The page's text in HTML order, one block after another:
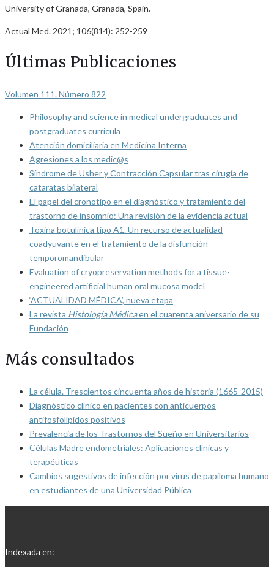
University of Granada, Granada, Spain.
Actual Med. 2021; 106(814): 252-259
Últimas Publicaciones
Volumen 111. Número 822
Philosophy and science in medical undergraduates and
postgraduates curricula
Atención domiciliaria en Medicina Interna
Agresiones a los medic@s
Síndrome de Usher y Contracción Capsular tras cirugía de
cataratas bilateral
El papel del cronotipo en el diagnóstico y tratamiento del
trastorno de insomnio: Una revisión de la evidencia actual
Toxina botulínica tipo A1. Un recurso de actualidad
coadyuvante en el tratamiento de la disfunción
temporomandibular
Evaluation of cryopreservation methods for a tissue-
engineered artificial human oral mucosa model
‘ACTUALIDAD MÉDICA’, nueva etapa
La revista Histología Médicaen el cuarenta aniversario de su
Fundación
Más consultados
La célula. Trescientos cincuenta años de historia (1665-2015)
Diagnóstico clínico en pacientes con anticuerpos
antifosfolípidos positivos
Prevalencia de los Trastornos del Sueño en Universitarios
Células Madre endometriales: Aplicaciones clínicas y
terapéuticas
Cambios sugestivos de infección por virus de papiloma humano
en estudiantes de una Universidad Pública
Indexada en: